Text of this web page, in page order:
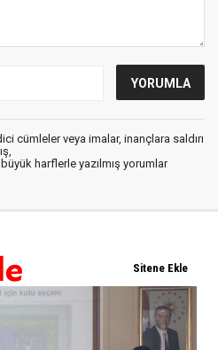
cümleler veya imalar, inançlara saldırı
harflerle yazılmış yorumlar